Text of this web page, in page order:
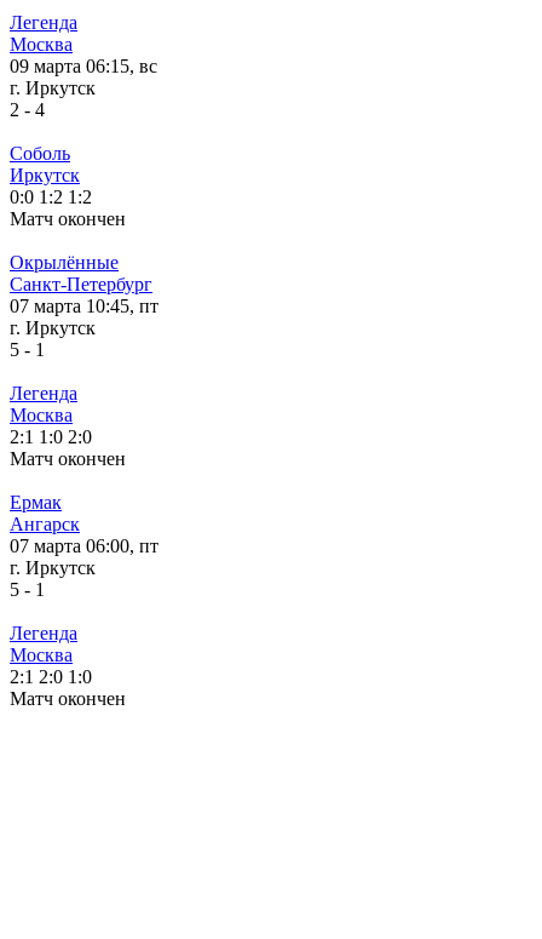
Легенда
Москва
09 марта 06:15, вс
г. Иркутск
2 - 4
Соболь
Иркутск
0:0 1:2 1:2
Матч окончен
Окрылённые
Санкт-Петербург
07 марта 10:45, пт
г. Иркутск
5 - 1
Легенда
Москва
2:1 1:0 2:0
Матч окончен
Ермак
Ангарск
07 марта 06:00, пт
г. Иркутск
5 - 1
Легенда
Москва
2:1 2:0 1:0
Матч окончен